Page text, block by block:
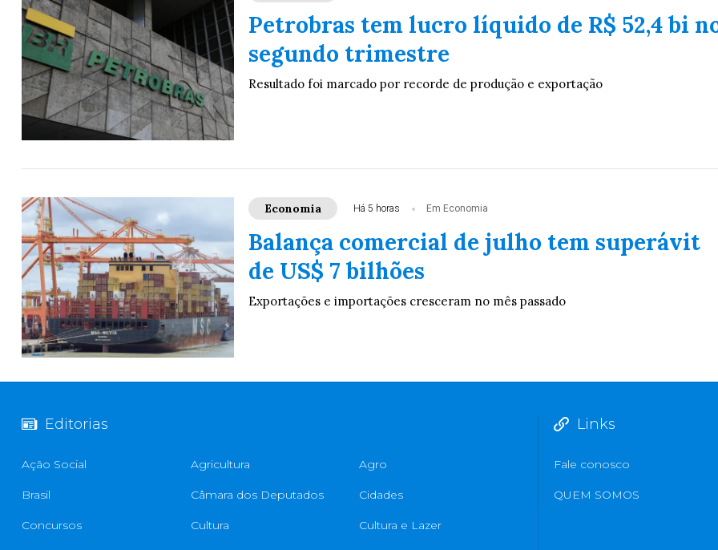
Petrobras tem lucro líquido de R$ 52,4 bi
segundo trimestre
Resultado foi marcado por recorde de produção e exportação
Economia Há 5 horas Em Economia
Balança comercial de julho tem superávit
de US$ 7 bilhões
Exportações e importações cresceram no mês passado
Editorias
Ação Social Agricultura Agro
Brasil Câmara dos Deputados Cidades
Concursos Cultura Cultura e Lazer
Links
Fale conosco
QUEM SOMOS